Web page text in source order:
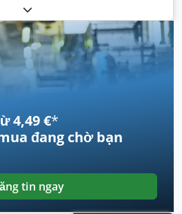
4,49 €*
đang chờ bạn
tin ngay